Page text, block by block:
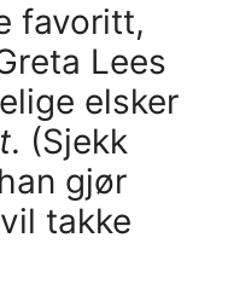
favoritt,
Lees
elsker
. (Sjekk
gjør
takke